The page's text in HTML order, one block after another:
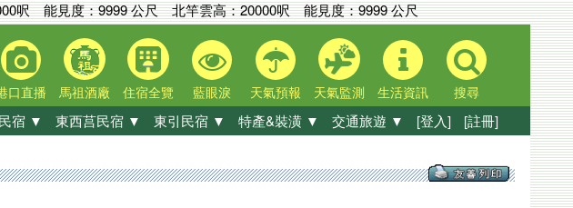
呎能見度：9999 公尺北竿雲高：20000呎能見度：9999 公尺
口直播 馬祖酒廠 住宿全覽 藍眼淚 天氣預報 天氣監測 生活資訊 搜尋
宿 ▼ 東西莒民宿 ▼ 東引民宿 ▼ 特產&裝潢 ▼ 交通旅遊 ▼ [登入] [註冊]